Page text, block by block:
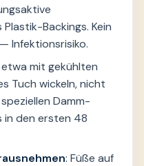
Backings. Kein
Infektionsrisiko.
etwa mit gekühlten
Tuch wickeln, nicht
Damm-
in den ersten 48
: Füße auf